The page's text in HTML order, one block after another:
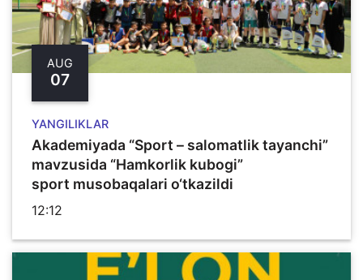
AUG
07
YANGILIKLAR
Akademiyada “Sport – salomatlik tayanchi”
mavzusida “Hamkorlik kubogi”
sport musobaqalari o‘tkazildi
12:12